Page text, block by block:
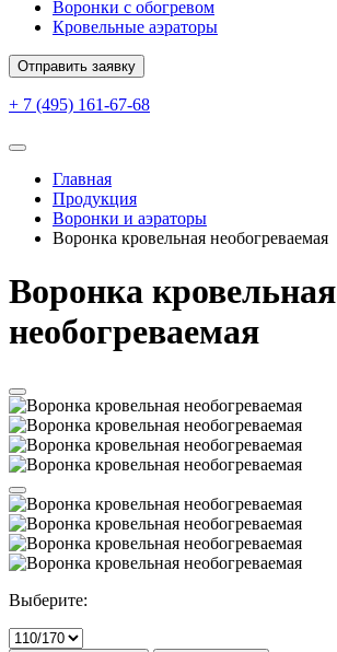
Воронки с обогревом
Кровельные аэраторы
Отправить заявку
+ 7 (495) 161-67-68
Главная
Продукция
Воронки и аэраторы
Воронка кровельная необогреваемая
Воронка кровельная
необогреваемая
Выберите: